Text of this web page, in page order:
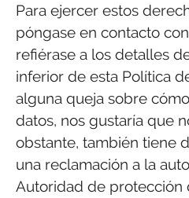
Para ejercer estos
póngase en contacto
refiérase a los detalles
inferior de esta Política
alguna queja sobre
datos, nos gustaría que
obstante, también tiene
una reclamación a la
Autoridad de protección